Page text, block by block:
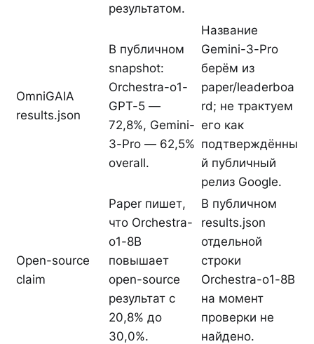
результатом.
OmniGAIA
results.json
В публичном
snapshot:
Orchestra-o1-
GPT-5 —
72,8%, Gemini-
3-Pro — 62,5%
overall.
Название
Gemini-3-Pro
берём из
paper/leaderboa
rd; не трактуем
его как
подтверждённы
й публичный
релиз Google.
Open-source
claim
Paper пишет,
что Orchestra-
o1-8B
повышает
open-source
результат с
20,8% до
30,0%.
В публичном
results.json
отдельной
строки
Orchestra-o1-8B
на момент
проверки не
найдено.